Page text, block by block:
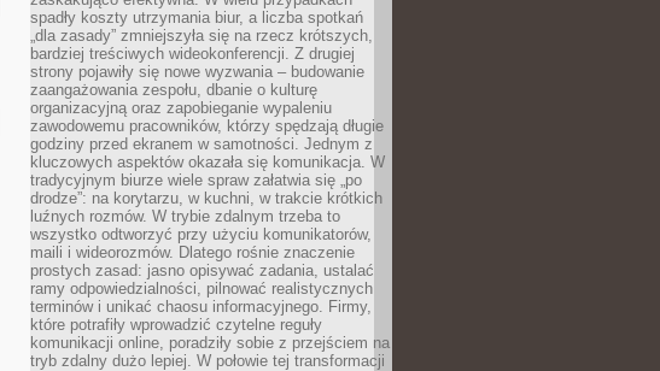
spadły koszty utrzymania biur, a liczba spotkań
„dla zasady” zmniejszyła się na rzecz krótszych,
bardziej treściwych wideokonferencji. Z drugiej
strony pojawiły się nowe wyzwania – budowanie
zaangażowania zespołu, dbanie o kulturę
organizacyjną oraz zapobieganie wypaleniu
zawodowemu pracowników, którzy spędzają długie
godziny przed ekranem w samotności. Jednym z
kluczowych aspektów okazała się komunikacja. W
tradycyjnym biurze wiele spraw załatwia się „po
drodze”: na korytarzu, w kuchni, w trakcie krótkich
luźnych rozmów. W trybie zdalnym trzeba to
wszystko odtworzyć przy użyciu komunikatorów,
maili i wideorozmów. Dlatego rośnie znaczenie
prostych zasad: jasno opisywać zadania, ustalać
ramy odpowiedzialności, pilnować realistycznych
terminów i unikać chaosu informacyjnego. Firmy,
które potrafiły wprowadzić czytelne reguły
komunikacji online, poradziły sobie z przejściem na
tryb zdalny dużo lepiej. W połowie tej transformacji